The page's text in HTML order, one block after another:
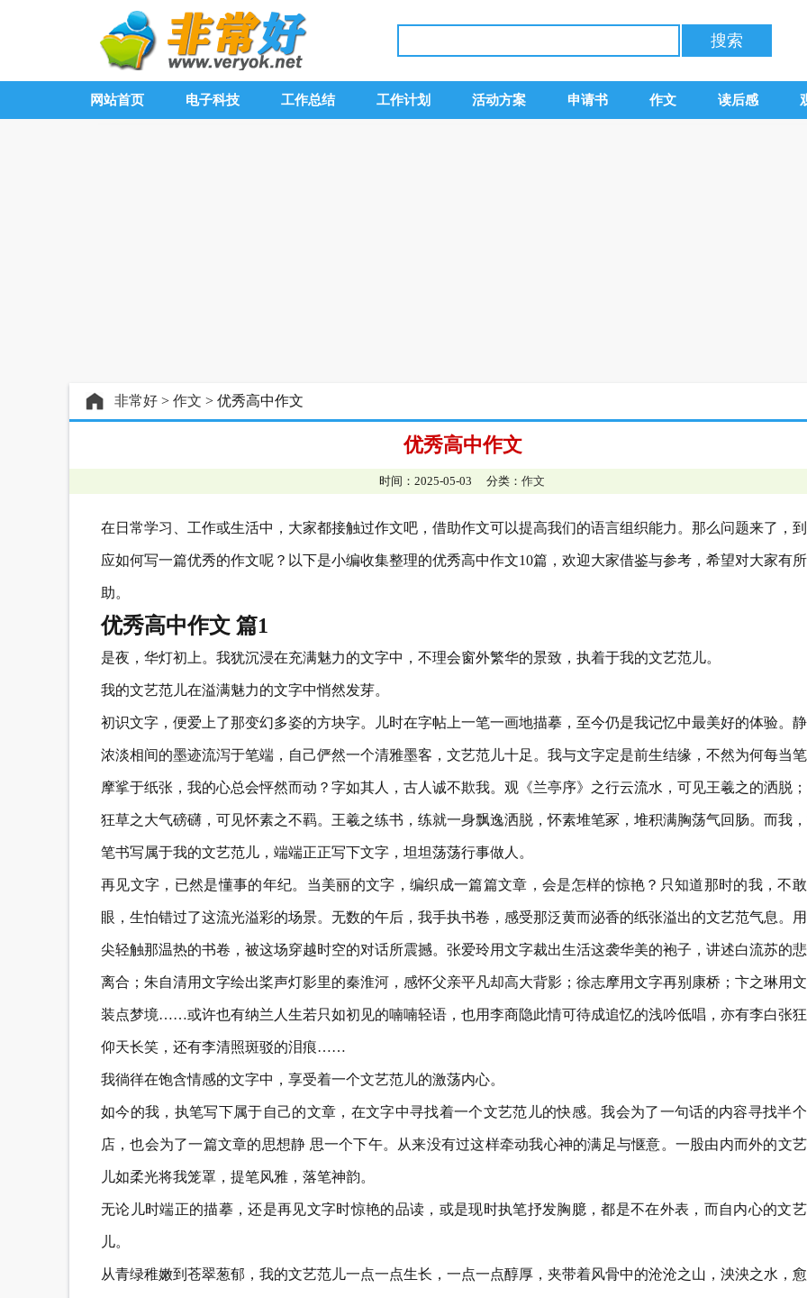
网站首页 电子科技 工作总结 工作计划 活动方案 申请书 作文 读后感
非常好 > 作文 > 优秀高中作文
优秀高中作文
时间：2025-05-03 分类： 作文
在日常学习、工作或生活中，大家都接触过作文吧，借助作文可以提高我们的语言组织能力。那么问题来了，
应如何写一篇优秀的作文呢？以下是小编收集整理的优秀高中作文10篇，欢迎大家借鉴与参考，希望对大家有
助。
优秀高中作文 篇1
是夜，华灯初上。我犹沉浸在充满魅力的文字中，不理会窗外繁华的景致，执着于我的文艺范儿。
我的文艺范儿在溢满魅力的文字中悄然发芽。
初识文字，便爱上了那变幻多姿的方块字。儿时在字帖上一笔一画地描摹，至今仍是我记忆中最美好的体验。
浓淡相间的墨迹流泻于笔端，自己俨然一个清雅墨客，文艺范儿十足。我与文字定是前生结缘，不然为何每当
摩挲于纸张，我的心总会怦然而动？字如其人，古人诚不欺我。观《兰亭序》之行云流水，可见王羲之的洒脱
狂草之大气磅礴，可见怀素之不羁。王羲之练书，练就一身飘逸洒脱，怀素堆笔冢，堆积满胸荡气回肠。而我
笔书写属于我的文艺范儿，端端正正写下文字，坦坦荡荡行事做人。
再见文字，已然是懂事的年纪。当美丽的文字，编织成一篇篇文章，会是怎样的惊艳？只知道那时的我，不
眼，生怕错过了这流光溢彩的场景。无数的午后，我手执书卷，感受那泛黄而泌香的纸张溢出的文艺范气息。
尖轻触那温热的书卷，被这场穿越时空的对话所震撼。张爱玲用文字裁出生活这袭华美的袍子，讲述白流苏的
离合；朱自清用文字绘出桨声灯影里的秦淮河，感怀父亲平凡却高大背影；徐志摩用文字再别康桥；卞之琳用
装点梦境……或许也有纳兰人生若只如初见的喃喃轻语，也用李商隐此情可待成追忆的浅吟低唱，亦有李白张
仰天长笑，还有李清照斑驳的泪痕……
我徜徉在饱含情感的文字中，享受着一个文艺范儿的激荡内心。
如今的我，执笔写下属于自己的文章，在文字中寻找着一个文艺范儿的快感。我会为了一句话的内容寻找半
店，也会为了一篇文章的思想静 思一个下午。从来没有过这样牵动我心神的满足与惬意。一股由内而外的文
儿如柔光将我笼罩，提笔风雅，落笔神韵。
无论儿时端正的描摹，还是再见文字时惊艳的品读，或是现时执笔抒发胸臆，都是不在外表，而自内心的文
儿。
从青绿稚嫩到苍翠葱郁，我的文艺范儿一点一点生长，一点一点醇厚，夹带着风骨中的沧沧之山，泱泱之水，